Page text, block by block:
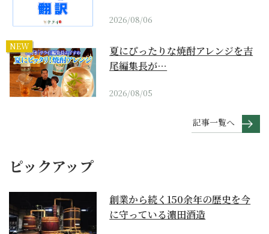
2026/08/06
NEW
夏にぴったりな焼酎アレンジを吉
尾編集長が…
2026/08/05
記事一覧へ
ピックアップ
創業から続く150余年の歴史を今
に守っている濵田酒造